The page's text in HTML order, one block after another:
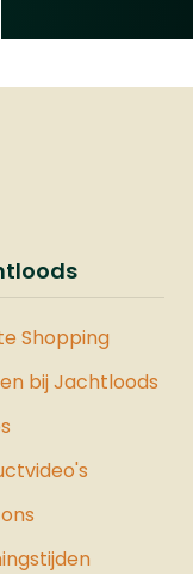
Shopping
bij Jachtloods